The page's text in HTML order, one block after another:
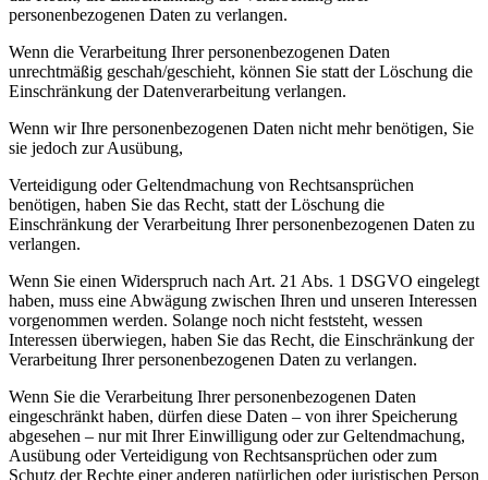
personenbezogenen Daten zu verlangen.
Wenn die Verarbeitung Ihrer personenbezogenen Daten
unrechtmäßig geschah/geschieht, können Sie statt der Löschung die
Einschränkung der Datenverarbeitung verlangen.
Wenn wir Ihre personenbezogenen Daten nicht mehr benötigen, Sie
sie jedoch zur Ausübung,
Verteidigung oder Geltendmachung von Rechtsansprüchen
benötigen, haben Sie das Recht, statt der Löschung die
Einschränkung der Verarbeitung Ihrer personenbezogenen Daten zu
verlangen.
Wenn Sie einen Widerspruch nach Art. 21 Abs. 1 DSGVO eingelegt
haben, muss eine Abwägung zwischen Ihren und unseren Interessen
vorgenommen werden. Solange noch nicht feststeht, wessen
Interessen überwiegen, haben Sie das Recht, die Einschränkung der
Verarbeitung Ihrer personenbezogenen Daten zu verlangen.
Wenn Sie die Verarbeitung Ihrer personenbezogenen Daten
eingeschränkt haben, dürfen diese Daten – von ihrer Speicherung
abgesehen – nur mit Ihrer Einwilligung oder zur Geltendmachung,
Ausübung oder Verteidigung von Rechtsansprüchen oder zum
Schutz der Rechte einer anderen natürlichen oder juristischen Person